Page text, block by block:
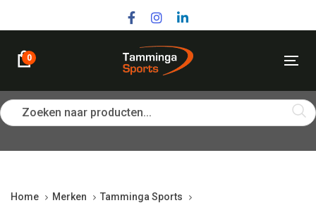
navigation
content
0
Zoeken naar producten...
Home Merken
Tamminga Sports